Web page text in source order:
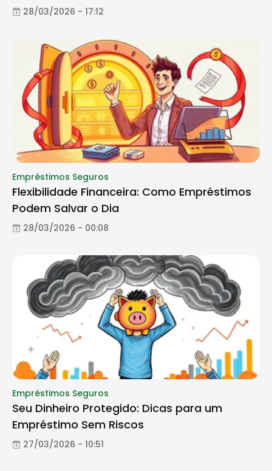
28/03/2026 - 17:12
Empréstimos Seguros
Flexibilidade Financeira: Como Empréstimos
Podem Salvar o Dia
28/03/2026 - 00:08
Empréstimos Seguros
Seu Dinheiro Protegido: Dicas para um
Empréstimo Sem Riscos
27/03/2026 - 10:51